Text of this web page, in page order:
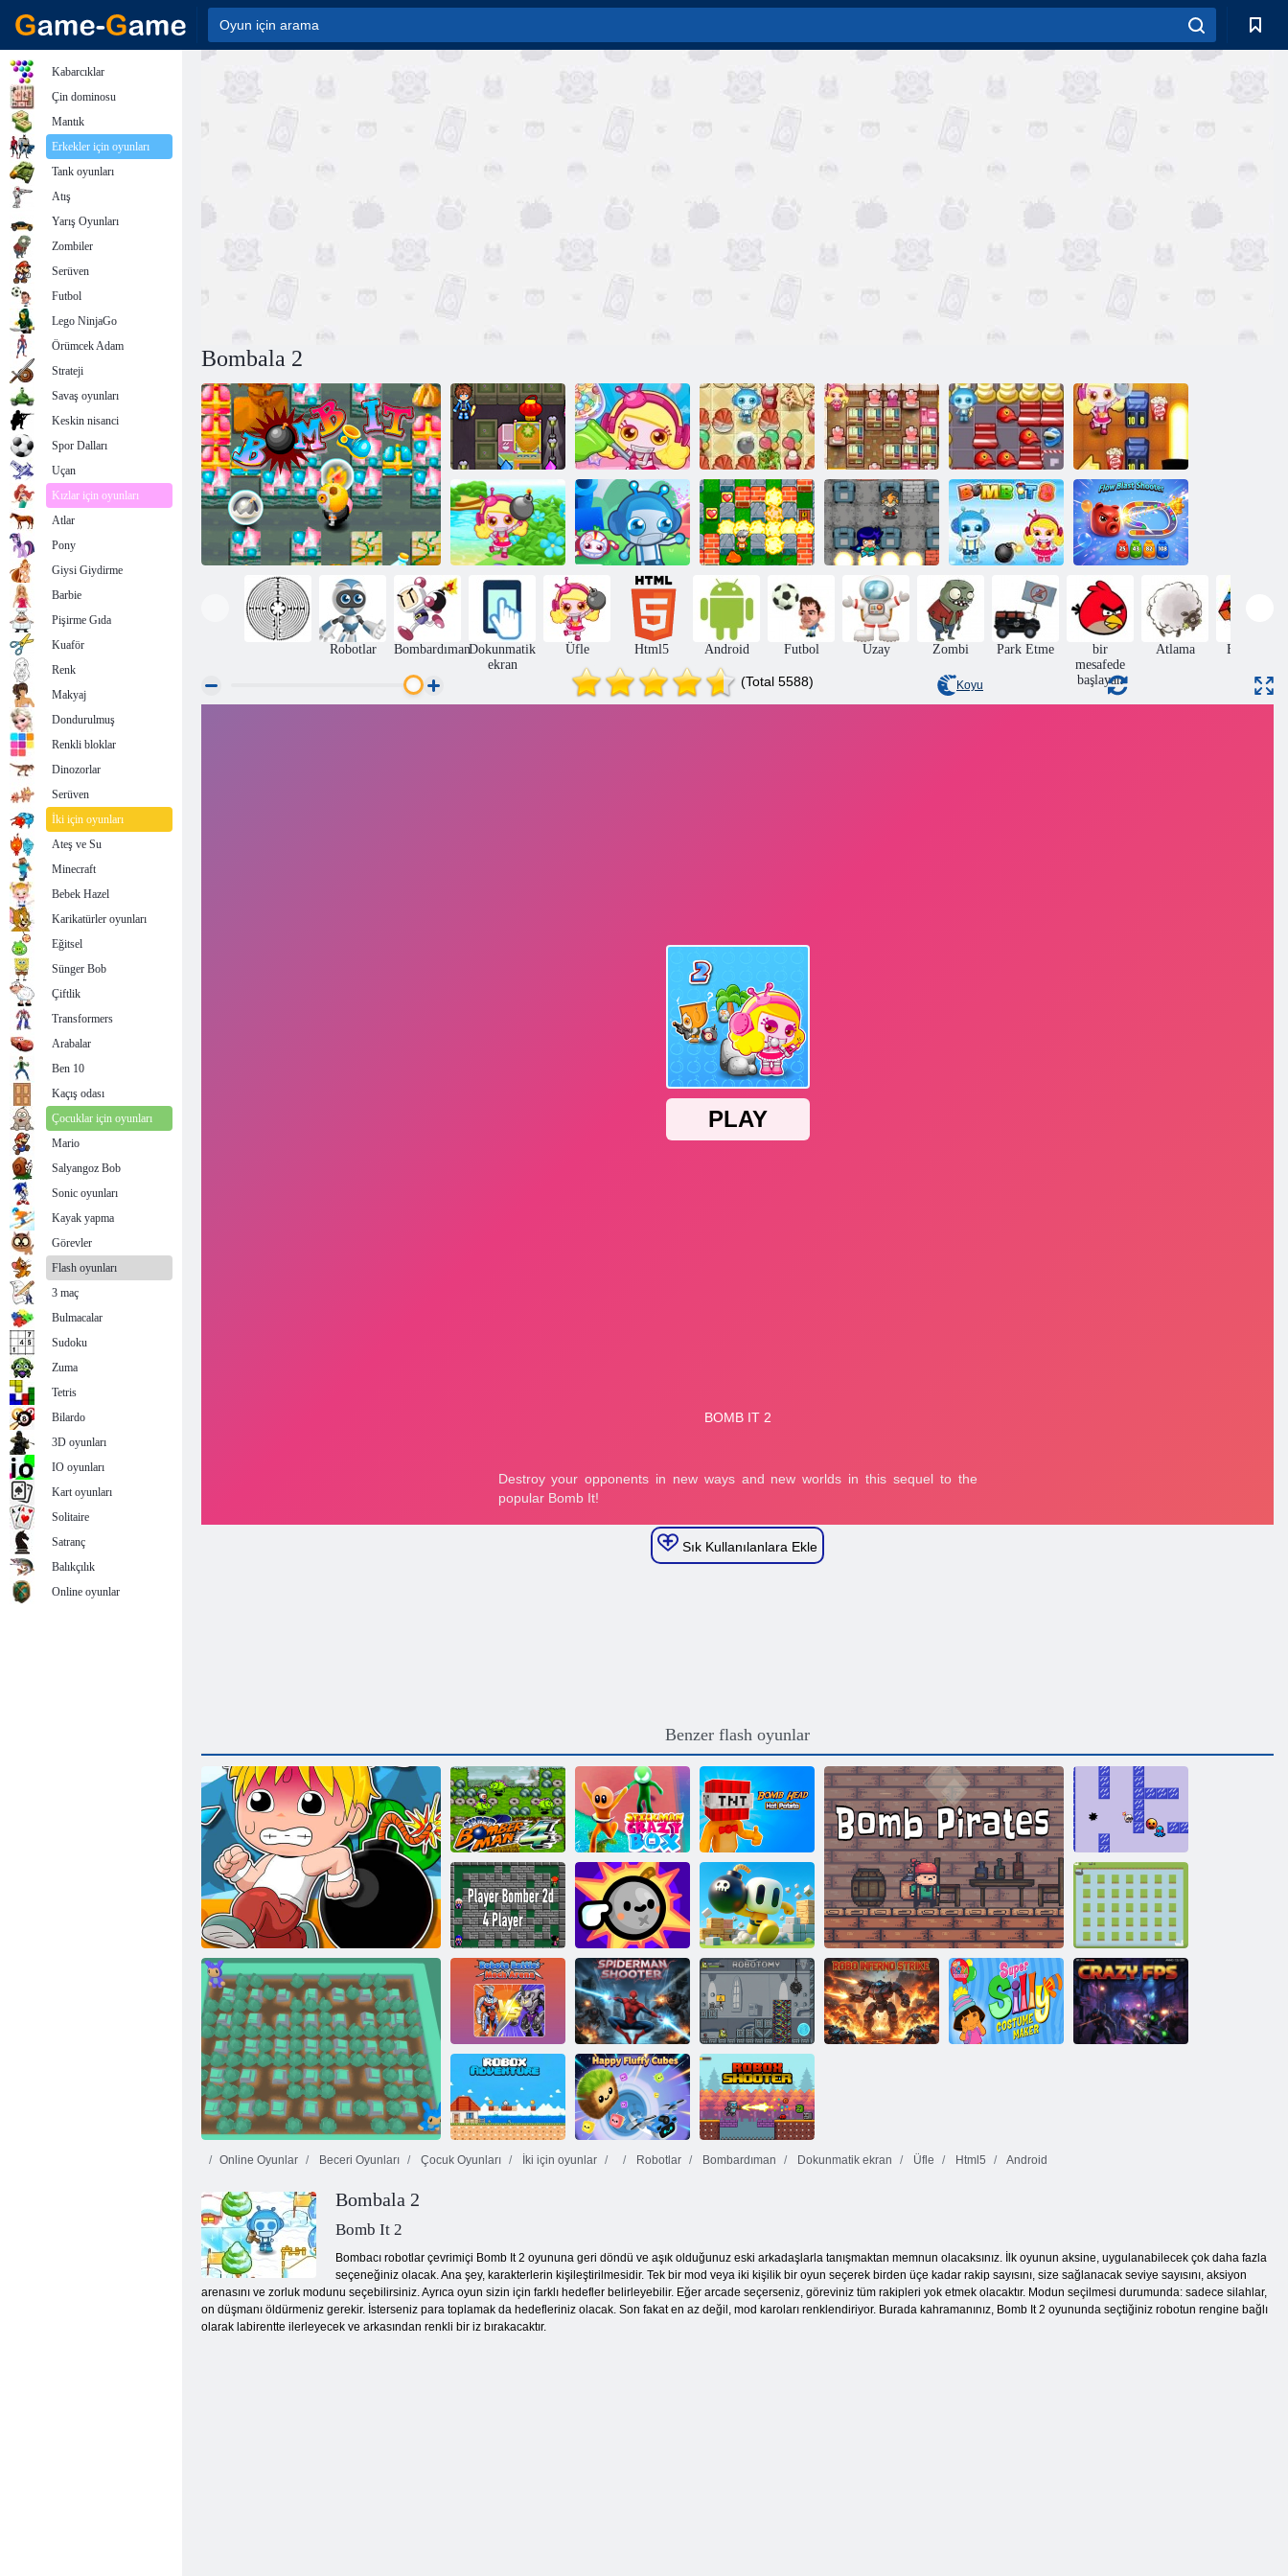
Bombala 2
It 3 Bomb - V 1.
00
Bomba 5 Bomba 4 Bombala 3 Bombalama 7 Bomba 6
Bomb It
Misyonu
Bomb It TD
Bomber
Arkadaşlar
Bombacı Boom
Kid
Bomba 8
Akış Patlaması
Atıcısı
Robotlar BombardımanDokunmatik
ekran
Üfle Html5 Android Futbol Uzay Zombi Park Etme
bir
mesafede
başlayan
Atlama Bulmaca
(Total 5588) Koyu
Sık Kullanılanlara Ekle
Benzer flash oyunlar
Bombacı Adam
Süper Bombacı
4
Çöp Adam
Çılgın Kutu
Bomba Kafalı
Sıcak Patates
Baa-bomba
labirent
Oyuncu
Bombacı 2d 4
Oyuncu
Tap Boom'a
dokunun
Blast Frenzy Bombacı Çatışması
Bombaman 3D
Kaz patlama
savaşı
Robotlar Savaşı:
Makine Arenası
Örümcek Adam
Atıcı
Robotomi
Online Oyunlar Beceri Oyunları Çocuk Oyunları İki için oyunlar Robotlar Bombardıman Dokunmatik ekran Üfle Html5 Android
Bombala 2
Bomb It 2
Bombacı robotlar çevrimiçi Bomb It 2 oyununa geri döndü ve aşık olduğunuz eski arkadaşlarla tanışmaktan memnun olacaksınız. İlk oyunun aksine, uygulanabilecek çok daha fazla
seçeneğiniz olacak. Ana şey, karakterlerin kişileştirilmesidir. Tek bir mod veya iki kişilik bir oyun seçerek birden üçe kadar rakip sayısını, size sağlanacak seviye sayısını, aksiyon
arenasını ve zorluk modunu seçebilirsiniz. Ayrıca oyun sizin için farklı hedefler belirleyebilir. Eğer arcade seçerseniz, göreviniz tüm rakipleri yok etmek olacaktır. Modun seçilmesi durumunda: sadece silahlar,
on düşmanı öldürmeniz gerekir. İsterseniz para toplamak da hedefleriniz olacak. Son fakat en az değil, mod karoları renklendiriyor. Burada kahramanınız, Bomb It 2 oyununda seçtiğiniz robotun rengine bağlı
olarak labirentte ilerleyecek ve arkasından renkli bir iz bırakacaktır.
Kabarcıklar
Çin dominosu
Mantık
Erkekler için oyunları
Tank oyunları
Atış
Yarış Oyunları
Zombiler
Serüven
Futbol
Lego NinjaGo
Örümcek Adam
Strateji
Savaş oyunları
Keskin nisanci
Spor Dalları
Uçan
Kızlar için oyunları
Atlar
Pony
Giysi Giydirme
Barbie
Pişirme Gıda
Kuaför
Renk
Makyaj
Dondurulmuş
Renkli bloklar
Dinozorlar
Serüven
İki için oyunları
Ateş ve Su
Minecraft
Bebek Hazel
Karikatürler oyunları
Eğitsel
Sünger Bob
Çiftlik
Transformers
Arabalar
Ben 10
Kaçış odası
Çocuklar için oyunları
Mario
Salyangoz Bob
Sonic oyunları
Kayak yapma
Görevler
Flash oyunları
3 maç
Bulmacalar
Sudoku
Zuma
Tetris
Bilardo
3D oyunları
IO oyunları
Kart oyunları
Solitaire
Satranç
Balıkçılık
Online oyunlar